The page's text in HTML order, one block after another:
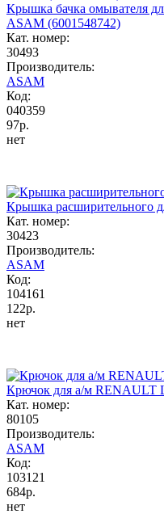
Крышка бачка омывателя
ASAM (6001548742)
Кат. номер:
30493
Производитель:
ASAM
Код:
040359
97р.
нет
Крышка расширительного
Кат. номер:
30423
Производитель:
ASAM
Код:
104161
122р.
нет
Крючок для а/м
Кат. номер:
80105
Производитель:
ASAM
Код:
103121
684р.
нет